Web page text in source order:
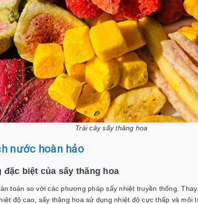
Trái cây sấy thăng hoa
nước hoàn hảo
đặc biệt của sấy thăng hoa
toàn so với các phương pháp sấy nhiệt truyền thống.
độ cao, sấy thăng hoa sử dụng nhiệt độ cực thấp và môi